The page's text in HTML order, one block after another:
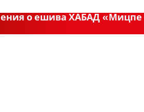
о ешива ХАБАД «Мицпе